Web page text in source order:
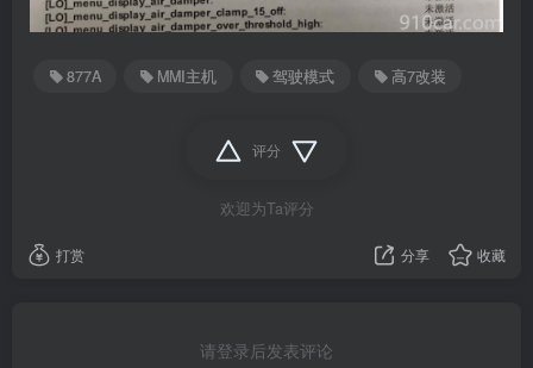
877A MMI主机 驾驶模式 高7改装
评分
欢迎为Ta评分
打赏 分享 收藏
请登录后发表评论